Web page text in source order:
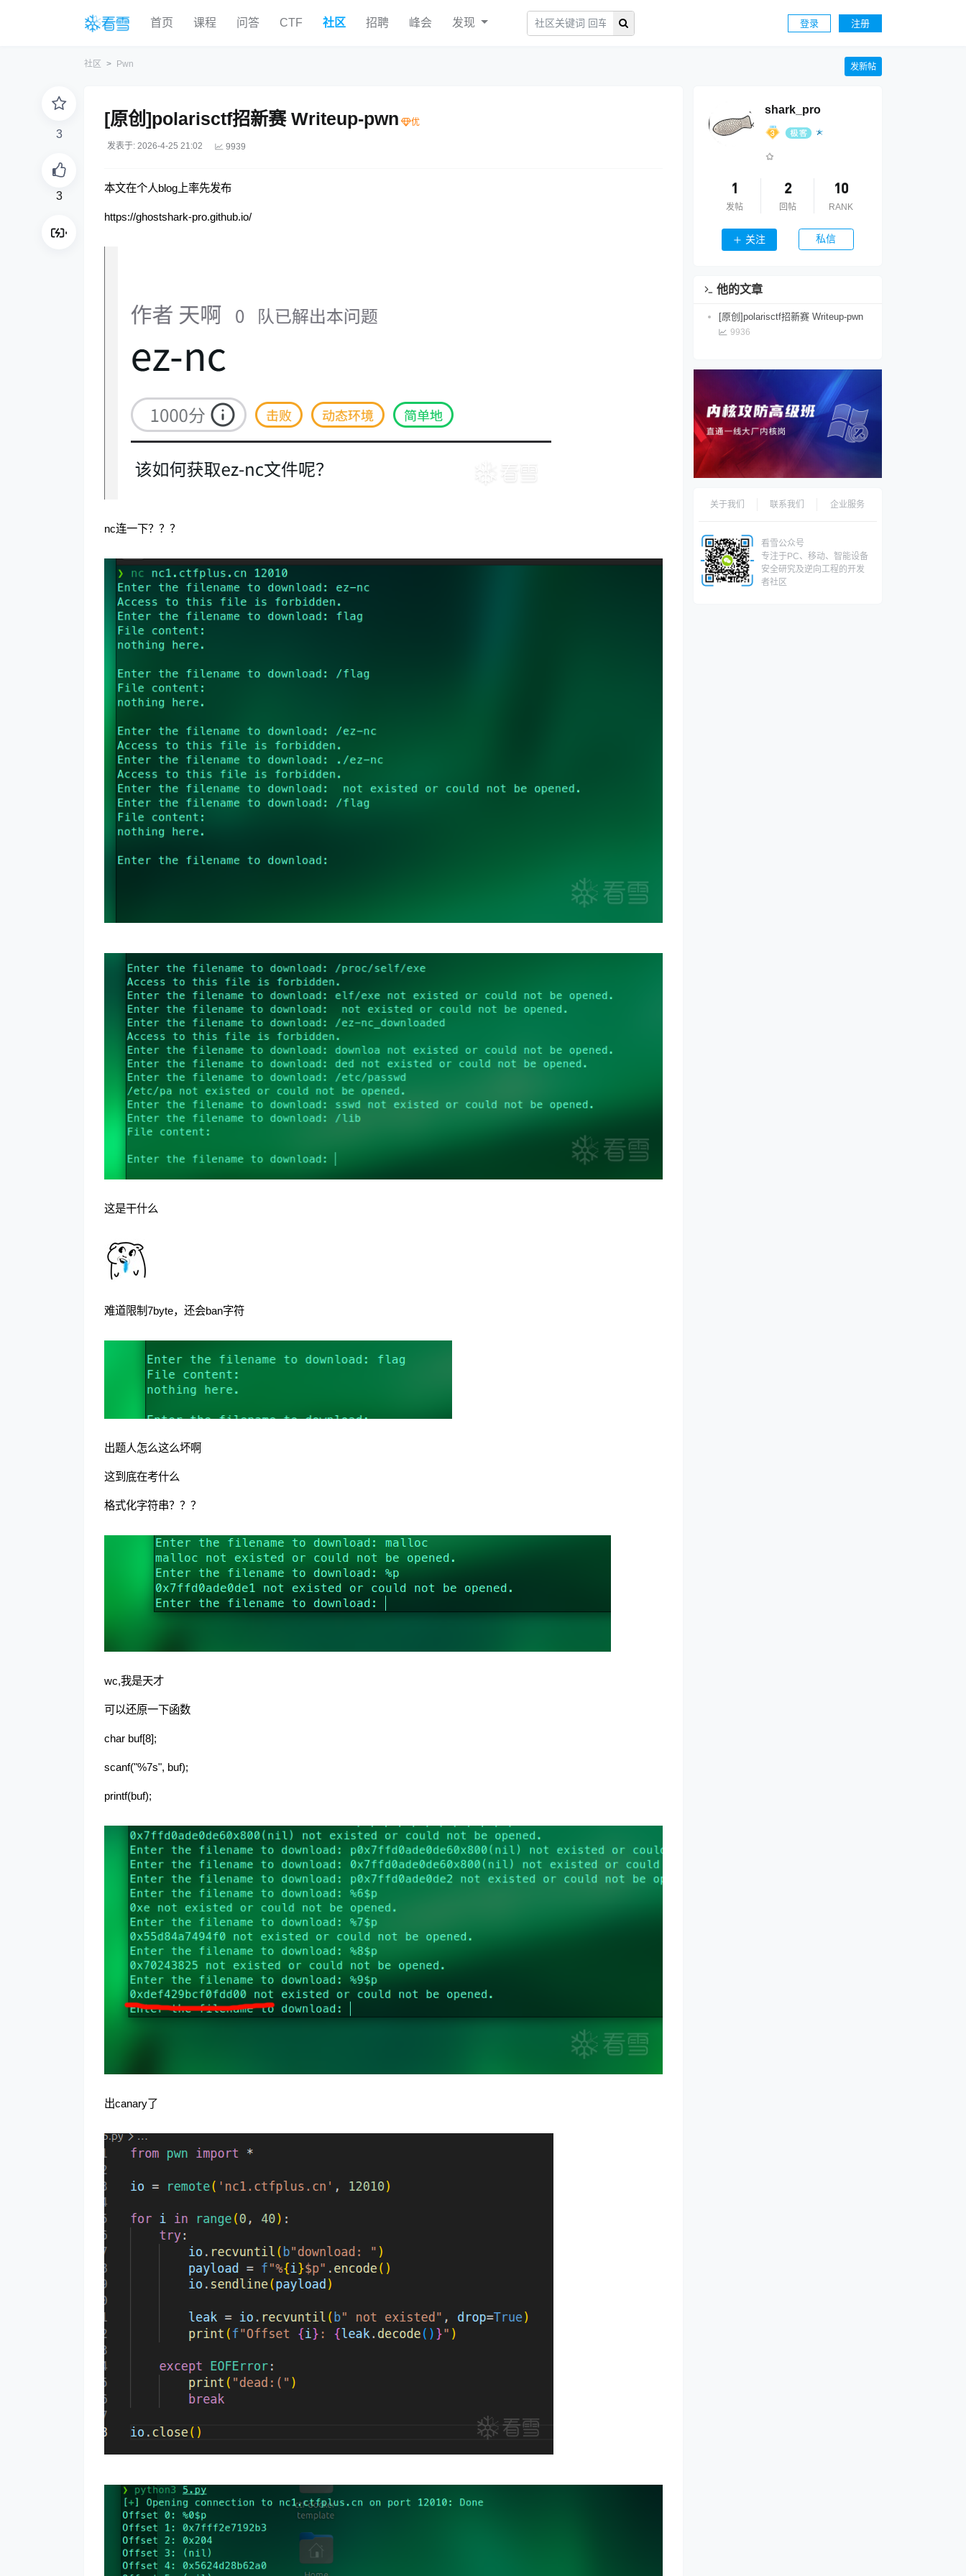
首页 课程 问答 CTF 社区 招聘 峰会 发现 登录 注册
社区 Pwn 发新帖
3
3
[原创]polarisctf招新赛 Writeup-pwn
发表于: 2026-4-25 21:02 9939
本文在个人blog上率先发布
https://ghostshark-pro.github.io/
nc连一下？？？
这是干什么
难道限制7byte，还会ban字符
出题人怎么这么坏啊
这到底在考什么
格式化字符串？？？
wc,我是天才
可以还原一下函数
char buf[8];
scanf("%7s", buf);
printf(buf);
出canary了
shark_pro
1
发帖
2
回帖
10
RANK
关注 私信
他的文章
[原创]polarisctf招新赛 Writeup-pwn
9936
关于我们 联系我们 企业服务
看雪公众号
专注于PC、移动、智能设备
安全研究及逆向工程的开发
者社区